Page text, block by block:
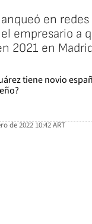
en redes
empresario a
2021 en
de 2022 10:42ART